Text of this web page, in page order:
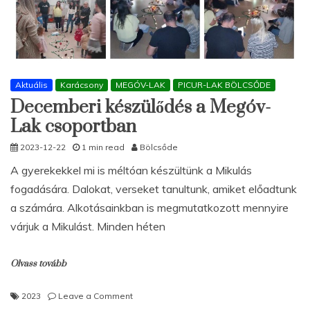
Aktuális Karácsony MEGÓV-LAK PICUR-LAK BÖLCSŐDE
Decemberi készülődés a Megóv-
Lak csoportban
2023-12-22 1 min read Bölcsőde
A gyerekekkel mi is méltóan készültünk a Mikulás
fogadására. Dalokat, verseket tanultunk, amiket előadtunk
a számára. Alkotásainkban is megmutatkozott mennyire
várjuk a Mikulást. Minden héten
Olvass tovább
2023 Leave a Commenton